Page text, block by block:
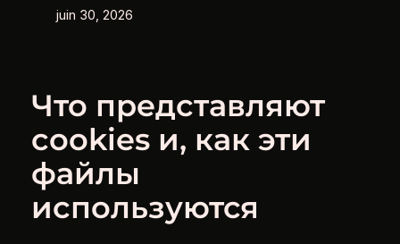
juin 30, 2026
Что представляют
cookies и, как эти
файлы
используются